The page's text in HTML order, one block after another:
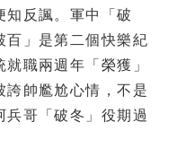
反諷。軍中「破
百」是第二個快樂紀
職兩週年「榮獲」
帥尷尬心情，不是
哥「破冬」役期過